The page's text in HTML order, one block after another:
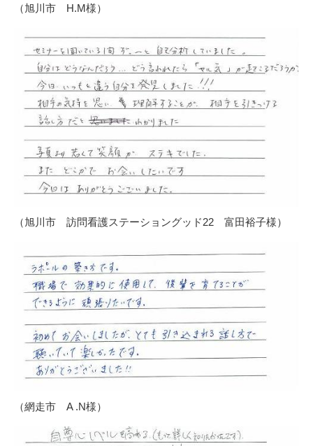
（旭川市 H.M様）
（旭川市 訪問看護ステーショングッド22 富田裕子様）
（網走市 A .N様）